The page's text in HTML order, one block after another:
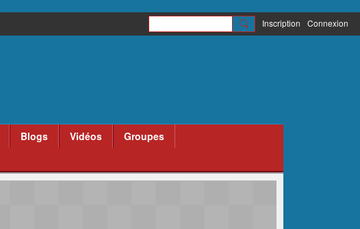
Inscription Connexion
Blogs Vidéos
Groupes